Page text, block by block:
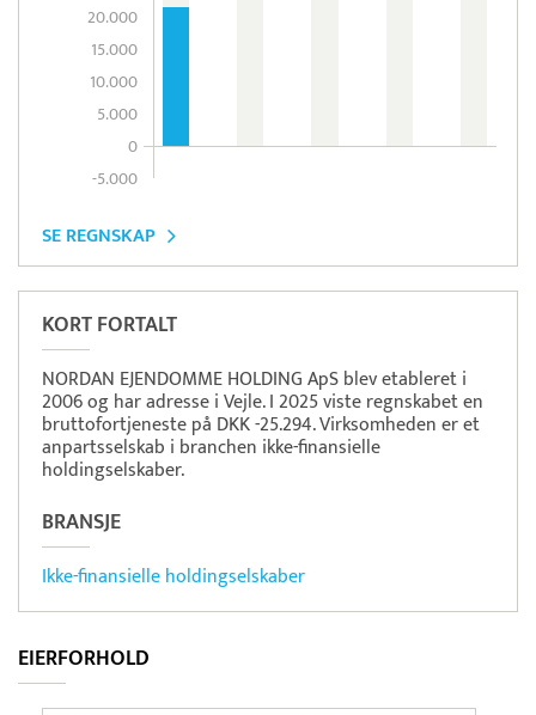
20.000
15.000
10.000
5.000
0
-5.000
SE REGNSKAP
KORT FORTALT
NORDAN EJENDOMME HOLDING ApS blev etableret i
2006 og har adresse i Vejle. I 2025 viste regnskabet en
bruttofortjeneste på DKK -25.294. Virksomheden er et
anpartsselskab i branchen ikke-finansielle
holdingselskaber.
BRANSJE
Ikke-finansielle holdingselskaber
EIERFORHOLD